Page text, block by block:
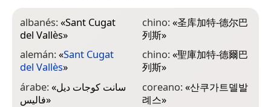
albanés:«Sant Cugat
del Vallès»
alemán:«Sant Cugat
del Vallès»
árabe:«سانت كوجات ديل
فاليس»
chino:«圣库加特-德尔巴
列斯»
chino:«聖庫加特-德爾巴
列斯»
coreano:«산쿠가트델발
례스»